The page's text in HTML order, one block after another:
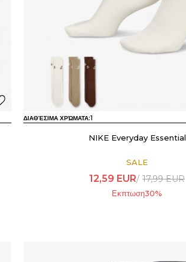
ΔΙΑΘΈΣΙΜΑ ΧΡΏΜΑΤΑ:1
NIKE Everyday Essential
SALE
12,59 EUR 17,99EUR
Εκπτωση30%